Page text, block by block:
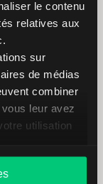
le contenu
relatives aux
sur
de médias
combiner
leur avez
utilisation
presque tous
l’offre de LYNX